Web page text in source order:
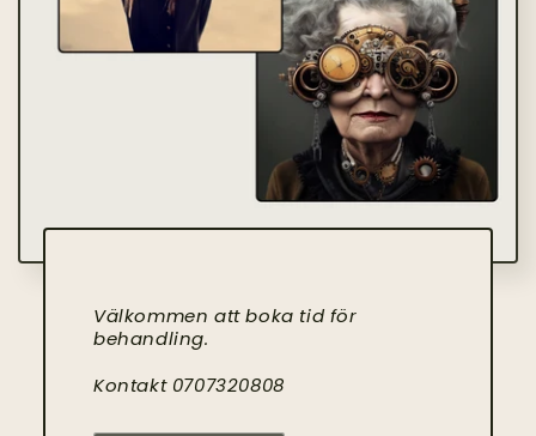
Välkommen att boka tid för
behandling.
Kontakt 0707320808